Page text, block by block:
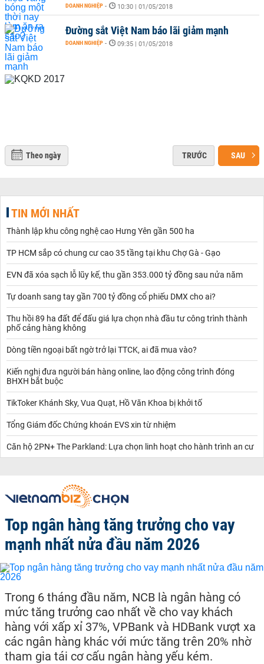
DOANH NGHIỆP - 10:30 | 01/05/2018
Đường sắt Việt Nam báo lãi giảm mạnh
DOANH NGHIỆP - 09:35 | 01/05/2018
Theo ngày TRƯỚC SAU
TIN MỚI NHẤT
Thành lập khu công nghệ cao Hưng Yên gần 500 ha
TP HCM sắp có chung cư cao 35 tầng tại khu Chợ Gà - Gạo
EVN đã xóa sạch lỗ lũy kế, thu gần 353.000 tỷ đồng sau nửa năm
Tự doanh sang tay gần 700 tỷ đồng cổ phiếu DMX cho ai?
Thu hồi 89 ha đất để đấu giá lựa chọn nhà đầu tư công trình thành
phố cảng hàng không
Dòng tiền ngoại bất ngờ trở lại TTCK, ai đã mua vào?
Kiến nghị đưa người bán hàng online, lao động công trình đóng
BHXH bắt buộc
TikToker Khánh Sky, Vua Quạt, Hồ Văn Khoa bị khởi tố
Tổng Giám đốc Chứng khoán EVS xin từ nhiệm
Căn hộ 2PN+ The Parkland: Lựa chọn linh hoạt cho hành trình an cư
Top ngân hàng tăng trưởng cho vay
mạnh nhất nửa đầu năm 2026
Trong 6 tháng đầu năm, NCB là ngân hàng có
mức tăng trưởng cao nhất về cho vay khách
hàng với xấp xỉ 37%, VPBank và HDBank vượt xa
các ngân hàng khác với mức tăng trên 20% nhờ
tham gia tái cơ cấu ngân hàng yếu kém.